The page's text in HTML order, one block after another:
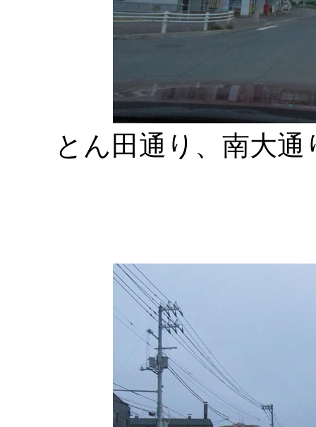
とん田通り、南大